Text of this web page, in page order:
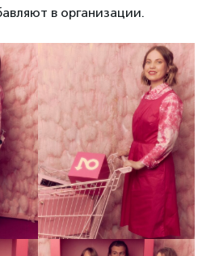
в организации.